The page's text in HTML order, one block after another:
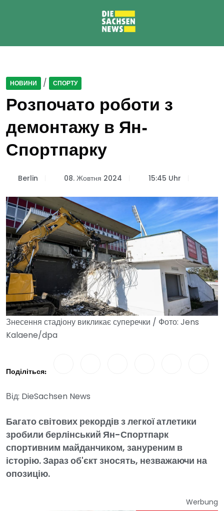
НОВИНИ / СПОРТУ
Розпочато роботи з
демонтажу в Ян-
Спортпарку
Berlin 08. Жовтня 2024 15:45 Uhr
Знесення стадіону викликає суперечки / Фото: Jens
Kalaene/dpa
Поділіться:
Від: DieSachsen News
Багато світових рекордів з легкої атлетики
зробили берлінський Ян-Спортпарк
спортивним майданчиком, зануреним в
історію. Зараз об'єкт зносять, незважаючи на
опозицію.
Werbung